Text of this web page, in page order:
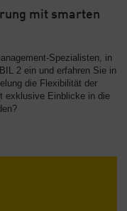
mit smarten
Spezialisten, in
2 ein und erfahren Sie in
die Flexibilität der
exklusive Einblicke in die